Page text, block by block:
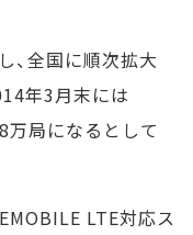
、全国に順次拡大
年3月末には
局になるとして
LTE対応ス